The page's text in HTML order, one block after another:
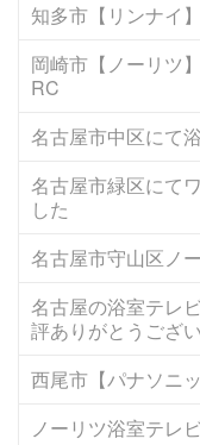
知多市【リンナイ
岡崎市【ノーリツ
RC
名古屋市中区にて
名古屋市緑区にて
した
名古屋市守山区ノ
名古屋の浴室テレ
評ありがとうござ
西尾市【パナソニ
ノーリツ浴室テレ